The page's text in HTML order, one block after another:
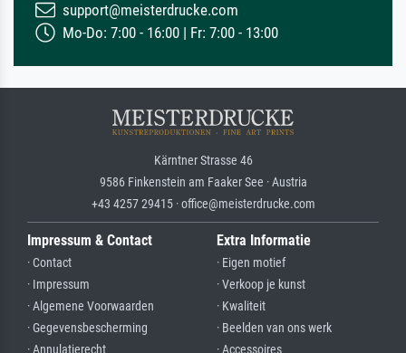
support@meisterdrucke.com
Mo-Do: 7:00 - 16:00 | Fr: 7:00 - 13:00
Kärntner Strasse 46
9586 Finkenstein am Faaker See · Austria
+43 4257 29415 · office@meisterdrucke.com
Impressum & Contact
· Contact
· Impressum
· Algemene Voorwaarden
· Gegevensbescherming
Extra Informatie
· Eigen motief
· Verkoop je kunst
· Kwaliteit
· Beelden van ons werk